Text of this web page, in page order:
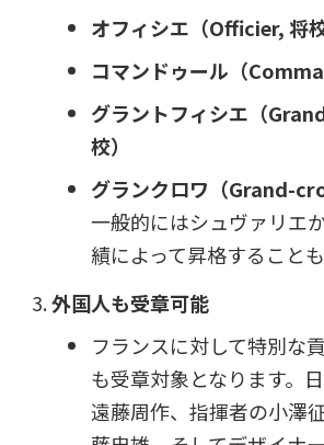
オフィシエ（Officier, 将校
コマンドゥール（
グラントフィシエ（
校）
グランクロワ（Grand-
一般的にはシュヴァリエ
績によって昇格することも
外国人も受章可能
フランスに対して特別な
も受章対象となります。
遠藤周作、指揮者の小澤